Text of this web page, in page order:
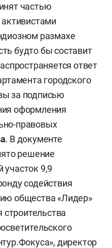
частью
размахе
будто бы составит
ответ
городского
за подписью
оформления
правовых
. В документе
решение
участок 9,9
содействия
общества «Лидер»
строительства
директор